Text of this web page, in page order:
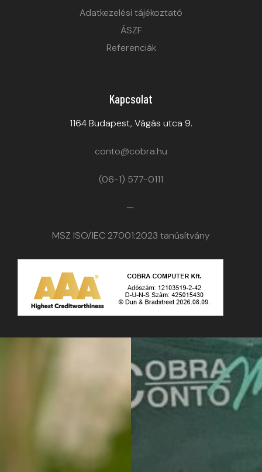
Adatkezelési tájékoztató
ÁSZF
Referenciák
Kapcsolat
1164 Budapest, Vágás utca 9.
conto@cobra.hu
(06-1) 577-0111
—
MSZ ISO/IEC 27001:2023 tanúsítvány